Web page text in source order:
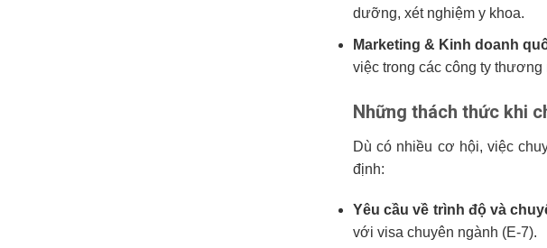
dưỡng, xét nghiệm y khoa.
Marketing & Kinh doanh
việc trong các công ty
Những thách thức khi
Dù có nhiều cơ hội, việc
định:
Yêu cầu về trình độ và
với visa chuyên ngành (E-7).